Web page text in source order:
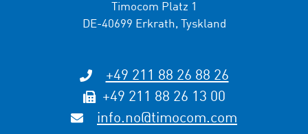
Timocom Platz 1
DE-40699 Erkrath, Tyskland
+49 211 88 26 88 26
+49 211 88 26 13 00
info.no@timocom.com